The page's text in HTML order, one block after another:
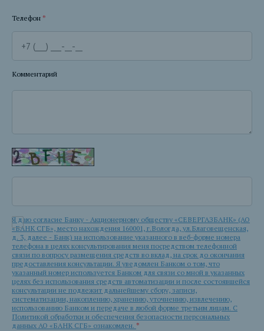
Телефон *
Комментарий
Я даю согласие Банку - Акционерному обществу «СЕВЕРГАЗБАНК» (АО
«БАНК СГБ», место нахождения 160001, г.Вологда, ул.Благовещенская,
д. 3, далее - Банк) на использование указанного в веб-форме номера
телефона в целях консультирования меня посредством телефонной
связи по вопросу размещения средств во вклад, на срок до окончания
предоставления консультации. Я уведомлен Банком о том, что
указанный номер используется Банком для связи со мной в указанных
целях без использования средств автоматизации и после состоявшейся
консультации не подлежит дальнейшему сбору, записи,
систематизации, накоплению, хранению, уточнению, извлечению,
использованию Банком и передаче в любой форме третьим лицам. С
Политикой обработки и обеспечения безопасности персональных
данных АО «БАНК СГБ» ознакомлен. *